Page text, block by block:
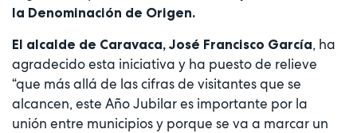
la Denominación de Origen.
El alcalde de Caravaca, José Francisco García, ha
agradecido esta iniciativa y ha puesto de relieve
“que más allá de las cifras de visitantes que se
alcancen, este Año Jubilar es importante por la
unión entre municipios y porque se va a marcar un